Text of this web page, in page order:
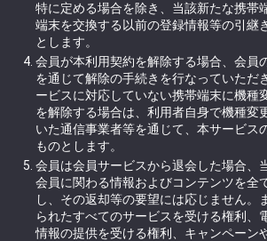
特に定める場合を除き、当該新たな携帯
端末を交換する以前の登録情報等の引継
とします。
会員が本利用契約を解除する場合、会員
を通じて解除の手続きを行なっていただ
ービスに対応していない携帯端末に機種
を解除する場合は、利用者自身で機種変
いた通信事業者等を通じて、本サービス
ものとします。
会員は会員サービスから退会した場合、
会員に関わる情報およびコンテンツを全
し、その返却等の要望には応じません。
られたすべてのサービスを受ける権利、
情報の提供を受ける権利、キャンペーン